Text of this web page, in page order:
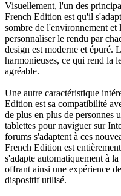
Visuellement, l'un des
French Edition est qu'il
sombre de l'environnement et
personnaliser le rendu par
design est moderne et épuré.
harmonieuses, ce qui rend la
agréable.
Une autre caractéristique
Edition est sa compatibilité
de plus en plus de personnes
tablettes pour naviguer sur
forums s'adaptent à ces
French Edition est
s'adapte automatiquement à
offrant ainsi une expérience
dispositif utilisé.